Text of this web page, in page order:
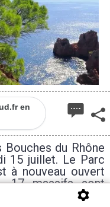
en
du Rhône
15 juillet. Le Parc
à nouveau ouvert
17 massifs sont
du Rhône et